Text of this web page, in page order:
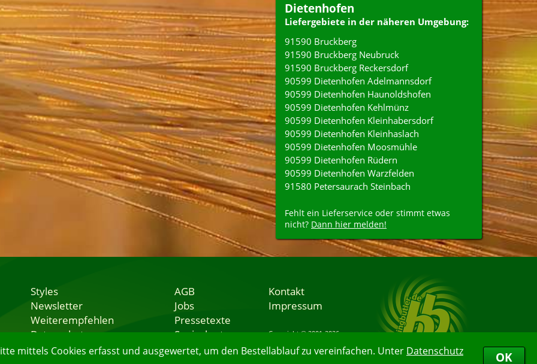
mittels Cookies erfasst und ausgewertet, um den Bestellablauf zu vereinfachen. Unter Datenschutz
OK
Dietenhofen
Liefergebiete in der näheren Umgebung:
91590 Bruckberg
91590 Bruckberg Neubruck
91590 Bruckberg Reckersdorf
90599 Dietenhofen Adelmannsdorf
90599 Dietenhofen Haunoldshofen
90599 Dietenhofen Kehlmünz
90599 Dietenhofen Kleinhabersdorf
90599 Dietenhofen Kleinhaslach
90599 Dietenhofen Moosmühle
90599 Dietenhofen Rüdern
90599 Dietenhofen Warzfelden
91580 Petersaurach Steinbach
Fehlt ein Lieferservice oder stimmt etwas
nicht? Dann hier melden!
Styles
Newsletter
Weiterempfehlen
Datenschutz
Nutzungsbedingungen
AGB
Jobs
Pressetexte
Speisekarten
Lieferservice
Kontakt
Impressum
Copyright © 2001-2026
08.08.2026 05:34:24